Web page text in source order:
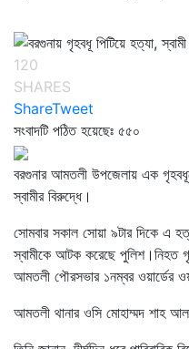
120
SHARES
ShareTweet
সংবাদটি পঠিত হয়েছেঃ ৫৫০
বরগুনার আমতলী উপজেলায় এক
স্বামীর বিরুদ্ধে।
সোমবার সকাল সোয়া ৯টার দিকে এ
স্বামীকে আটক করেছে পুলিশ।নিহত
আমতলী পৌরসভার ১নম্বর ওয়ার্ডের
আমতলী থানার ওসি মোহাম্মদ শাহ